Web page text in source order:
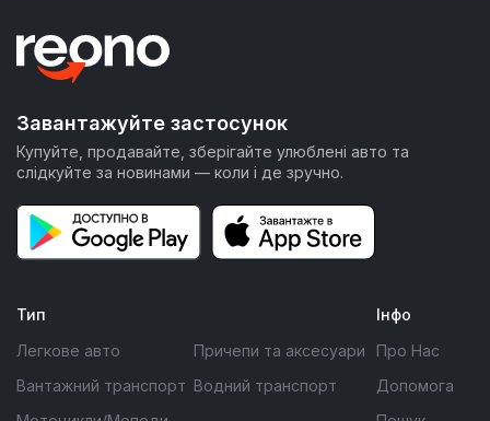
Завантажуйте застосунок
Купуйте, продавайте, зберігайте улюблені авто та
слідкуйте за новинами — коли і де зручно.
Тип
Легкове авто
Вантажний транспорт
Причепи та аксесуари
Водний транспорт
Інфо
Про Нас
Допомога